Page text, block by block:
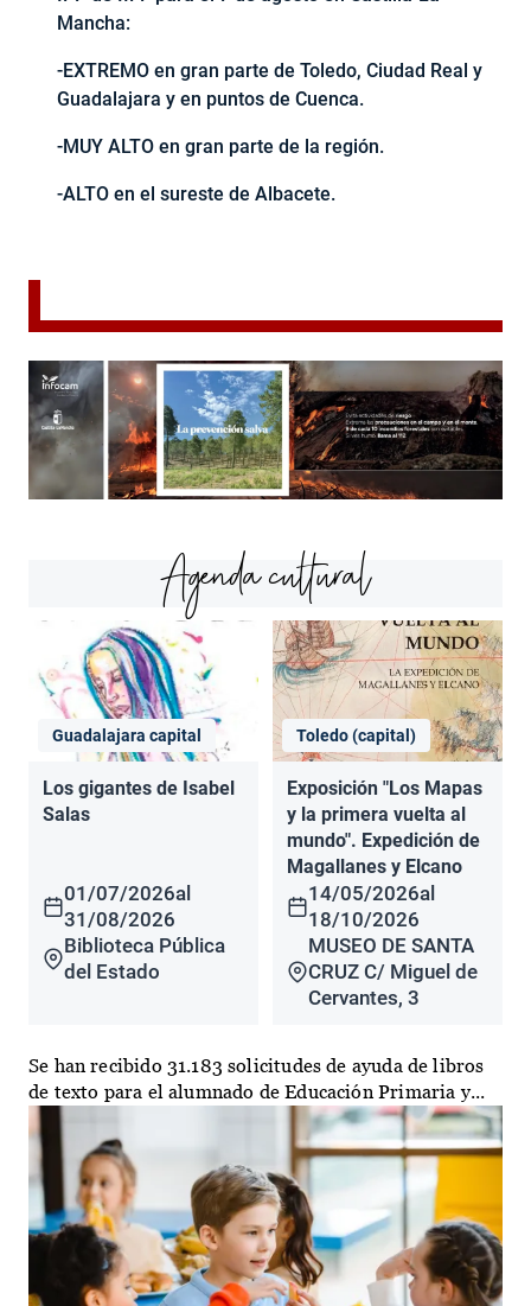
Mancha:
-EXTREMO en gran parte de Toledo, Ciudad Real y
Guadalajara y en puntos de Cuenca.
-MUY ALTO en gran parte de la región.
-ALTO en el sureste de Albacete.
Agenda cultural
Guadalajara capital
Los gigantes de Isabel
Salas
01/07/2026al
31/08/2026
Biblioteca Pública
del Estado
Toledo (capital)
Exposición "Los Mapas
y la primera vuelta al
mundo". Expedición de
Magallanes y Elcano
14/05/2026al
18/10/2026
MUSEO DE SANTA
CRUZ C/ Miguel de
Cervantes, 3
Se han recibido 31.183 solicitudes de ayuda de libros
de texto para el alumnado de Educación Primaria y...